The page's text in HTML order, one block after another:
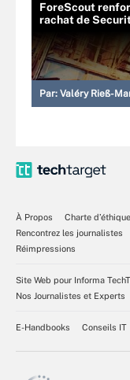
ForeScout
rachat de
Par: Valéry Rieß-
À Propos
Charte
Rencontrez les journalistes
Réimpressions
Site Web pour Informa
Nos Journalistes et Experts
E-Handbooks Conseils IT